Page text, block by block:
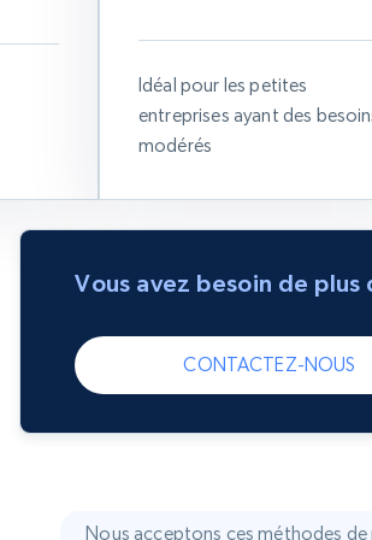
Idéal pour les petites
entreprises ayant des
modérés
Vous avez besoin de plus
CONTACTEZ-NOUS
Nous acceptons ces méthodes de